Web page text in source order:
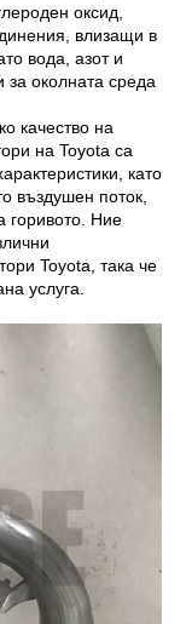
оксид,
влизащи в
вода, азот и
за околната среда
качество на
на Toyota са
като
въздушен поток,
горивото. Ние
Toyota, така че
услуга.